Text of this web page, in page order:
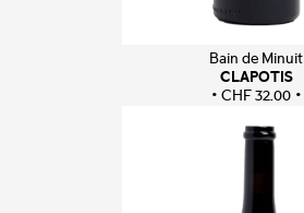
Bain de Minuit
CLAPOTIS
CHF32.00